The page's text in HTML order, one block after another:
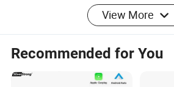
Vorrichtungen bauen.
A: Wir können die Probe liefern, wenn
Lager haben, aber die Kunden
View More
Recommended for You